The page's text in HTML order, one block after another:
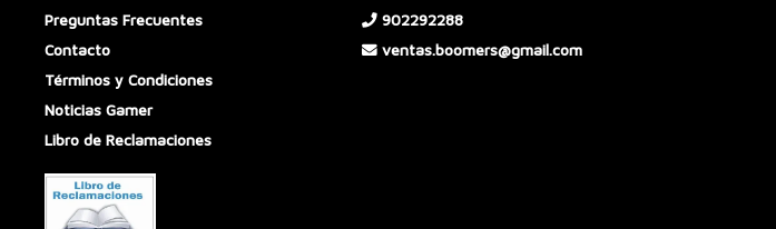
Preguntas Frecuentes
Contacto
Términos y Condiciones
Noticias Gamer
Libro de Reclamaciones
902292288
ventas.boomers@gmail.com